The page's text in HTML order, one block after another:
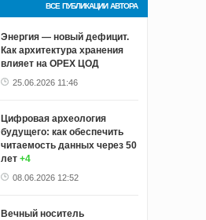
ВСЕ ПУБЛИКАЦИИ АВТОРА
Энергия — новый дефицит.
Как архитектура хранения
влияет на ОРЕХ ЦОД
25.06.2026 11:46
Цифровая археология
будущего: как обеспечить
читаемость данных через 50
лет +4
08.06.2026 12:52
Вечный носитель